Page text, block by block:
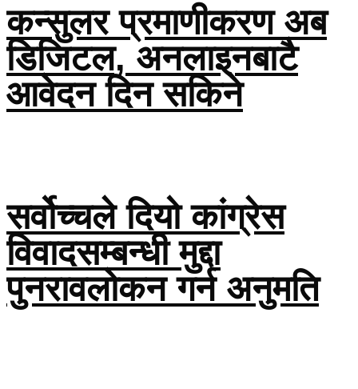
कन्सुलर प्रमाणीकरण अब
डिजिटल, अनलाइनबाटै
आवेदन दिन सकिने
सर्वोच्चले दियो कांग्रेस
विवादसम्बन्धी मुद्दा
पुनरावलोकन गर्न अनुमति